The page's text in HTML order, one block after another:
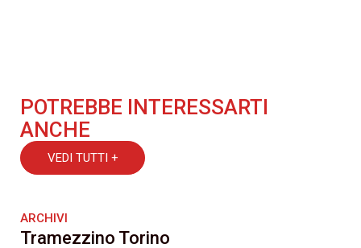
POTREBBE INTERESSARTI
ANCHE
VEDI TUTTI +
ARCHIVI
Tramezzino Torino